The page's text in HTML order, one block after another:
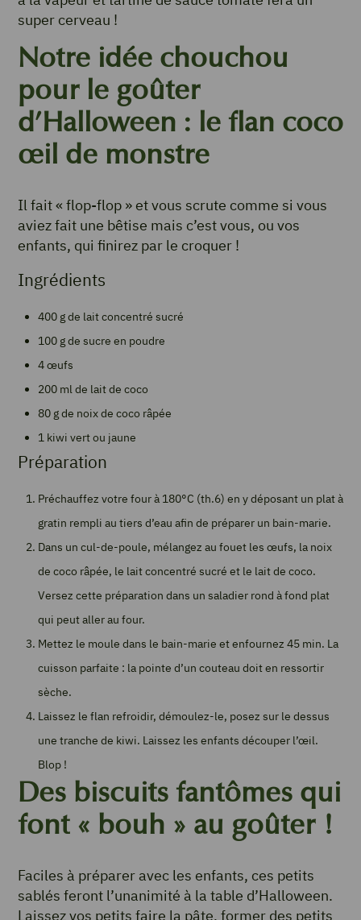
super cerveau !
Notre idée chouchou
pour le goûter
d’Halloween : le flan coco
œil de monstre
Il fait « flop-flop » et vous scrute comme si vous
aviez fait une bêtise mais c’est vous, ou vos
enfants, qui finirez par le croquer !
Ingrédients
400 g de lait concentré sucré
100 g de sucre en poudre
4 œufs
200 ml de lait de coco
80 g de noix de coco râpée
1 kiwi vert ou jaune
Préparation
Préchauffez votre four à 180°C (th.6) en y déposant un plat à
gratin rempli au tiers d’eau afin de préparer un bain-marie.
Dans un cul-de-poule, mélangez au fouet les œufs, la noix
de coco râpée, le lait concentré sucré et le lait de coco.
Versez cette préparation dans un saladier rond à fond plat
qui peut aller au four.
Mettez le moule dans le bain-marie et enfournez 45 min. La
cuisson parfaite : la pointe d’un couteau doit en ressortir
sèche.
Laissez le flan refroidir, démoulez-le, posez sur le dessus
une tranche de kiwi. Laissez les enfants découper l’œil.
Blop !
Des biscuits fantômes qui
font « bouh » au goûter !
Faciles à préparer avec les enfants, ces petits
sablés feront l’unanimité à la table d’Halloween.
Laissez vos petits faire la pâte, former des petits